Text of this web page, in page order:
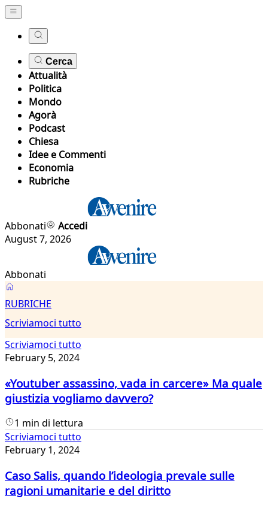
Cerca
Attualità
Politica
Mondo
Agorà
Podcast
Chiesa
Idee e Commenti
Economia
Rubriche
Abbonati
Accedi
August 7, 2026
Abbonati
Scriviamoci
tutto
RUBRICHE
Scriviamoci tutto
Scriviamoci tutto
February 5, 2024
«Youtuber assassino, vada in carcere» Ma quale
giustizia vogliamo davvero?
1 min di lettura
Scriviamoci tutto
February 1, 2024
Caso Salis, quando l’ideologia prevale sulle
ragioni umanitarie e del diritto